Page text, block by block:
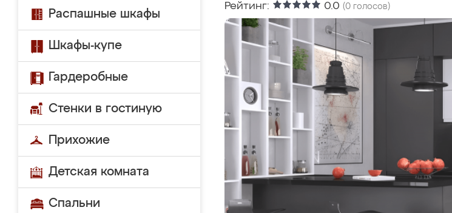
Распашные шкафы
Шкафы-купе
Гардеробные
Стенки в гостиную
Прихожие
Детская комната
Спальни
Рейтинг: 0.0 (0 голосов)